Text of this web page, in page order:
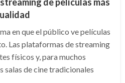
en que el público ve películas
Las plataformas de streaming
físicos y, para muchos
salas de cine tradicionales